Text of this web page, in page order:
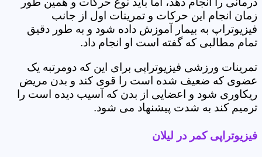
زمان انجام این حرکات و تمرینات اول از جانب
فیزیوتراپ به بیمار آموزش داده شود و به طور دقیق
تمام مطالبی که گفته است او انجام داد.
تمرینات ورزشی فیزیوتراپی برای این که دومرتبه یک
عضوی که ضعیف شده است را قوی کند و بدن مریض
ریکاوری شود و اعضایی از بدن که آسیب دیده است را
ترمیم کند به شدت پیشنهاد می شود.
فیزیوتراپی کمر در لیلان